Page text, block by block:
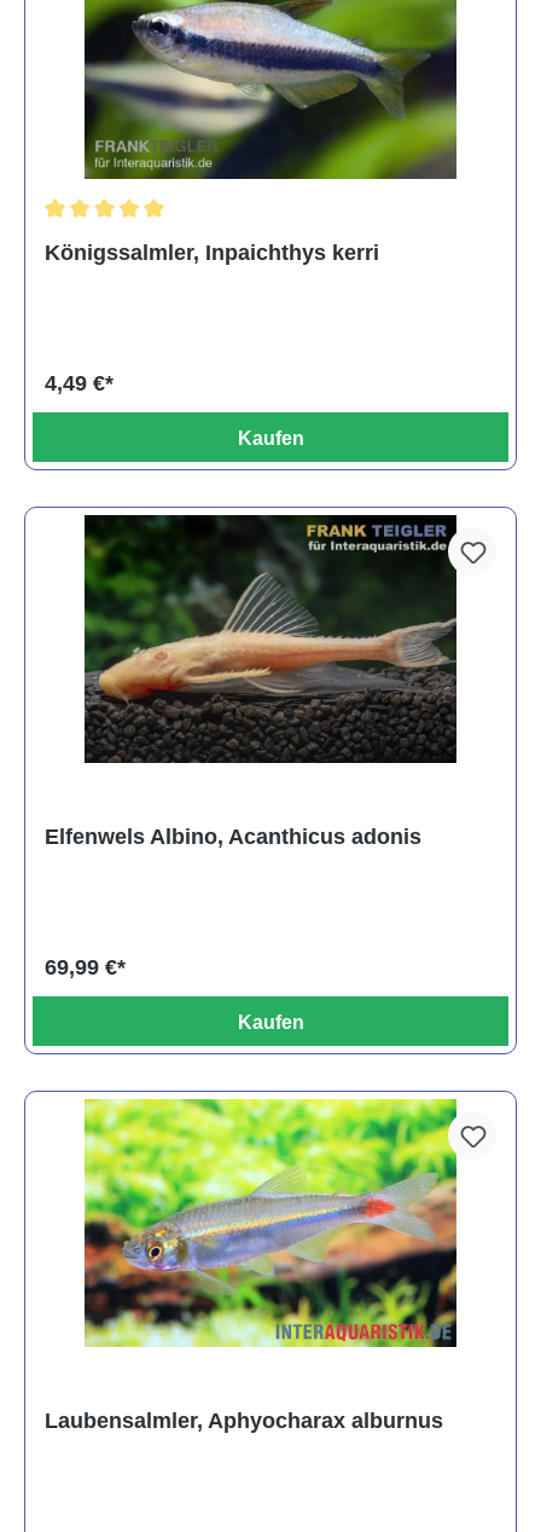
Königssalmler, Inpaichthys kerri
4,49 €*
Kaufen
Elfenwels Albino, Acanthicus adonis
69,99 €*
Kaufen
Laubensalmler, Aphyocharax alburnus